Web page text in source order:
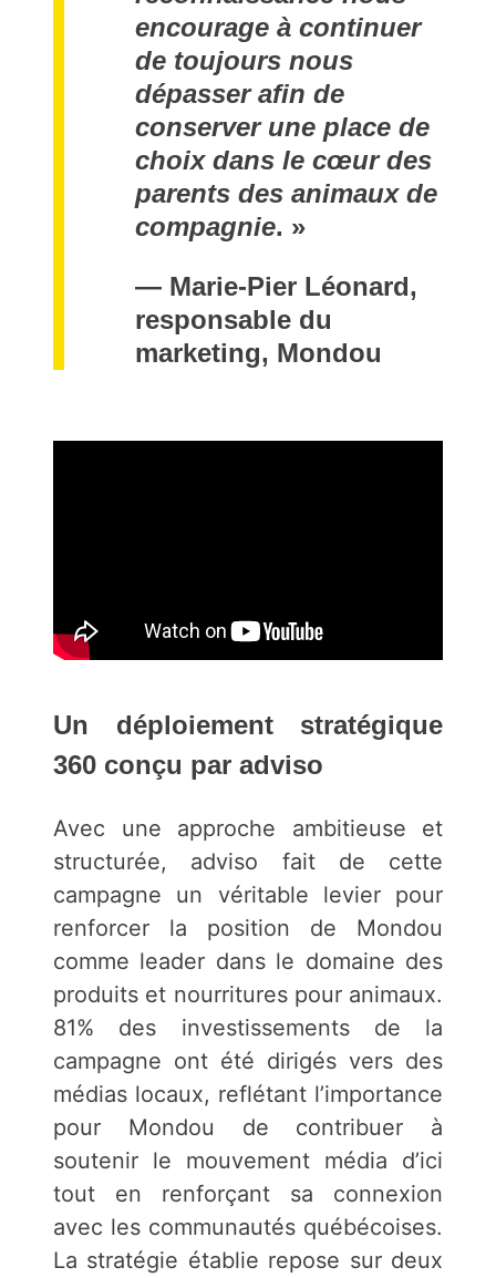
encourage à continuer
de toujours nous
dépasser afin de
conserver une place de
choix dans le cœur des
parents des animaux de
compagnie. »
— Marie-Pier Léonard,
responsable du
marketing, Mondou
Un déploiement stratégique
360 conçu par adviso
Avec une approche ambitieuse et
structurée, adviso fait de cette
campagne un véritable levier pour
renforcer la position de Mondou
comme leader dans le domaine des
produits et nourritures pour animaux.
81% des investissements de la
campagne ont été dirigés vers des
médias locaux, reflétant l’importance
pour Mondou de contribuer à
soutenir le mouvement média d’ici
tout en renforçant sa connexion
avec les communautés québécoises.
La stratégie établie repose sur deux